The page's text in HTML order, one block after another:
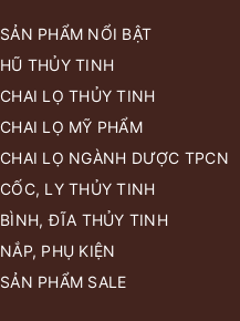
SẢN PHẨM NỔI BẬT
HŨ THỦY TINH
CHAI LỌ THỦY TINH
CHAI LỌ MỸ PHẨM
CHAI LỌ NGÀNH DƯỢC TPCN
CỐC, LY THỦY TINH
BÌNH, ĐĨA THỦY TINH
NẮP, PHỤ KIỆN
SẢN PHẨM SALE